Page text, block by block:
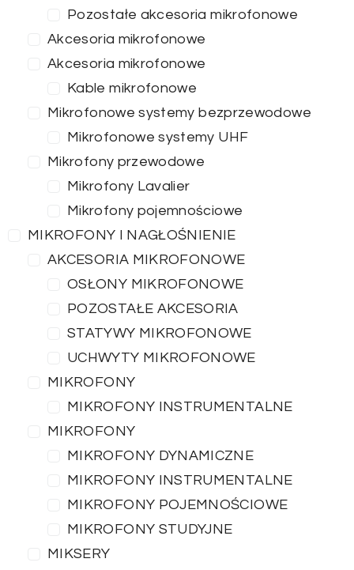
Pozostałe akcesoria mikrofonowe
Akcesoria mikrofonowe
Akcesoria mikrofonowe
Kable mikrofonowe
Mikrofonowe systemy bezprzewodowe
Mikrofonowe systemy UHF
Mikrofony przewodowe
Mikrofony Lavalier
Mikrofony pojemnościowe
MIKROFONY I NAGŁOŚNIENIE
AKCESORIA MIKROFONOWE
OSŁONY MIKROFONOWE
POZOSTAŁE AKCESORIA
STATYWY MIKROFONOWE
UCHWYTY MIKROFONOWE
MIKROFONY
MIKROFONY INSTRUMENTALNE
MIKROFONY
MIKROFONY DYNAMICZNE
MIKROFONY INSTRUMENTALNE
MIKROFONY POJEMNOŚCIOWE
MIKROFONY STUDYJNE
MIKSERY